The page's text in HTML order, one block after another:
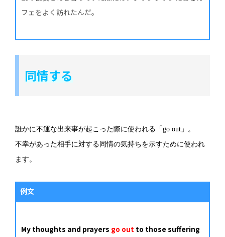
フェをよく訪れたんだ。
同情する
誰かに不運な出来事が起こった際に使われる「go out」。
不幸があった相手に対する同情の気持ちを示すために使われ
ます。
例文
My thoughts and prayers go out to those suffering